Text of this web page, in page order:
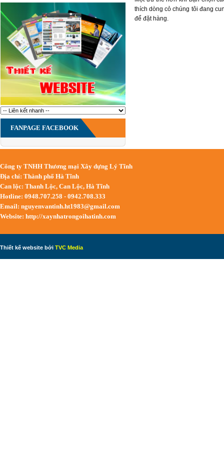
FANPAGE FACEBOOK
thích dòng cỏ chúng tôi đang
để đặt hàng.
Công ty TNHH Thương mại Xây dựng Lý Tĩnh
Địa chỉ: Thành phố Hà Tĩnh
Can lộc: Thanh Lộc, Can Lộc, Hà Tĩnh
Hotline: 0948.707.258 - 0942.708.333
Email: nguyenvantinh.ht1983@gmail.com
Website: http://xaynhatrongoihatinh.com
Thiết kế website bởi TVC Media